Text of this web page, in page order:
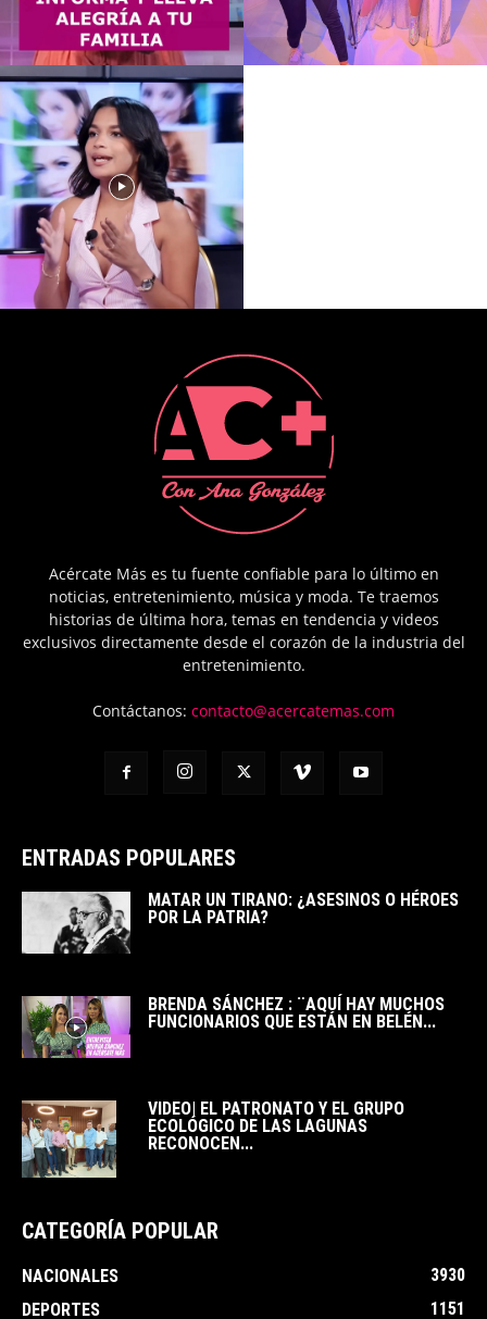
Acércate Más es tu fuente confiable para lo último en
noticias, entretenimiento, música y moda. Te traemos
historias de última hora, temas en tendencia y videos
exclusivos directamente desde el corazón de la industria del
entretenimiento.
Contáctanos: contacto@acercatemas.com
ENTRADAS POPULARES
MATAR UN TIRANO: ¿ASESINOS O HÉROES
POR LA PATRIA?
BRENDA SÁNCHEZ : ¨AQUÍ HAY MUCHOS
FUNCIONARIOS QUE ESTÁN EN BELÉN...
VIDEO| EL PATRONATO Y EL GRUPO
ECOLÓGICO DE LAS LAGUNAS
RECONOCEN...
CATEGORÍA POPULAR
NACIONALES
3930
DEPORTES
1151